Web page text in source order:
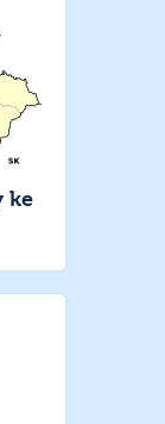
ke